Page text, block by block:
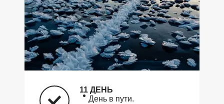
11 ДЕНЬ
День в пути.